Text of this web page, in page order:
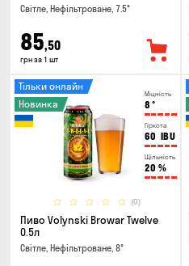
Світле, Нефільтроване, 7.5°
85,50
грн за 1 шт
Міцність
8 °
Гіркота
60 IBU
Щільність
20 %
(0)
Тільки онлайн
Новинка
Пиво Volynski Browar Twelve
0.5л
Світле, Нефільтроване, 8°